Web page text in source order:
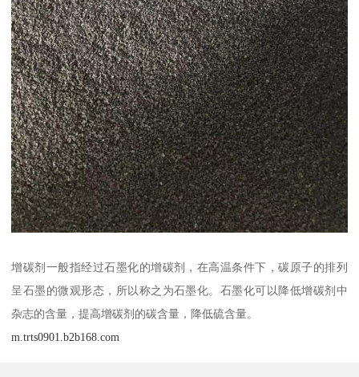
增碳剂一般指经过石墨化的增碳剂，在高温条件下，碳原子的排列
呈石墨的微观形态，所以称之为石墨化。石墨化可以降低增碳剂中
杂志的含量，提高增碳剂的碳含量，降低硫含量。
m.trts0901.b2b168.com